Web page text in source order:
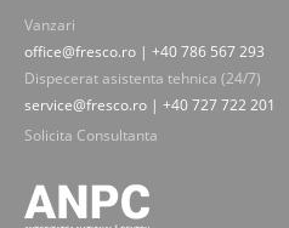
Vanzari
office@fresco.ro | +40 786 567 293
Dispecerat asistenta tehnica (24/7)
service@fresco.ro | +40 727 722 201
Solicita Consultanta